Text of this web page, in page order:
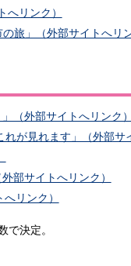
へリンク）
旅」（外部サイトへリン
（外部サイトへリンク）
れが見れます」（外部サ
部サイトへリンク）
リンク）
で決定。